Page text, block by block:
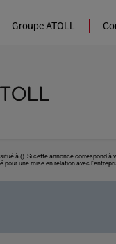
Groupe ATOLL
à (). Si cette annonce correspond
une mise en relation avec